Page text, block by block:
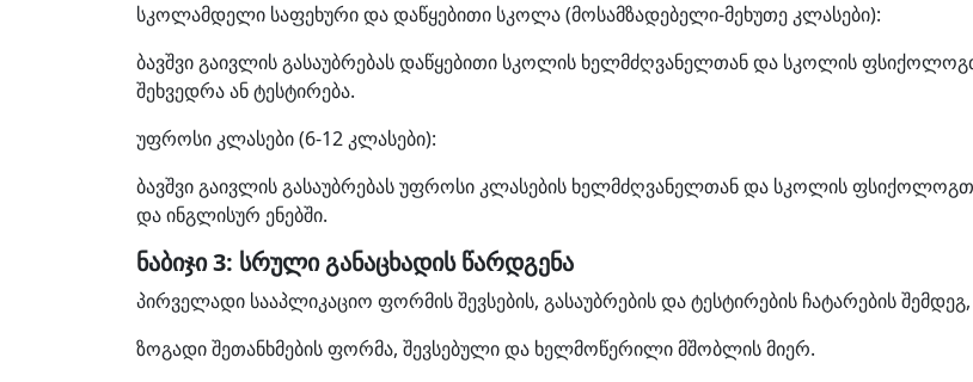
სკოლამდელი საფეხური და დაწყებითი სკოლა (მოსამზადებელი-მეხუთე კლასები):
ბავშვი გაივლის გასაუბრებას დაწყებითი სკოლის ხელმძღვანელთან და სკოლის
შეხვედრა ან ტესტირება.
უფროსი კლასები (6-12 კლასები):
ბავშვი გაივლის გასაუბრებას უფროსი კლასების ხელმძღვანელთან და სკოლის
და ინგლისურ ენებში.
ნაბიჯი 3: სრული განაცხადის წარდგენა
პირველადი სააპლიკაციო ფორმის შევსების, გასაუბრების და ტესტირების ჩატარების
ზოგადი შეთანხმების ფორმა, შევსებული და ხელმოწერილი მშობლის მიერ.